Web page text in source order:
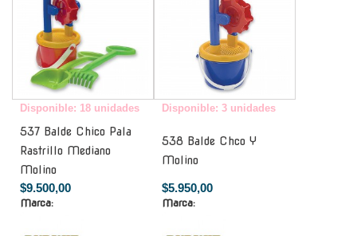
Disponible: 18 unidades
537 Balde Chico Pala
Rastrillo Mediano
Molino
$9.500,00
Marca:
Disponible: 3 unidades
538 Balde Chco Y
Molino
$5.950,00
Marca: